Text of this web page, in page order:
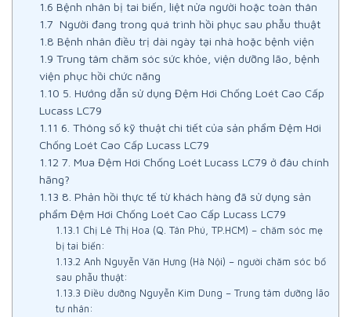
1.6 Bệnh nhân bị tai biến, liệt nửa người hoặc toàn thân
1.7 Người đang trong quá trình hồi phục sau phẫu thuật
1.8 Bệnh nhân điều trị dài ngày tại nhà hoặc bệnh viện
1.9 Trung tâm chăm sóc sức khỏe, viện dưỡng lão, bệnh
viện phục hồi chức năng
1.10 5. Hướng dẫn sử dụng Đệm Hơi Chống Loét Cao Cấp
Lucass LC79
1.11 6. Thông số kỹ thuật chi tiết của sản phẩm Đệm Hơi
Chống Loét Cao Cấp Lucass LC79
1.12 7. Mua Đệm Hơi Chống Loét Lucass LC79 ở đâu chính
hãng?
1.13 8. Phản hồi thực tế từ khách hàng đã sử dụng sản
phẩm Đệm Hơi Chống Loét Cao Cấp Lucass LC79
1.13.1 Chị Lê Thị Hoa (Q. Tân Phú, TP.HCM) – chăm sóc mẹ
bị tai biến:
1.13.2 Anh Nguyễn Văn Hưng (Hà Nội) – người chăm sóc bố
sau phẫu thuật:
1.13.3 Điều dưỡng Nguyễn Kim Dung – Trung tâm dưỡng lão
tư nhân: